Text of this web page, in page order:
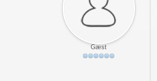
Gæst